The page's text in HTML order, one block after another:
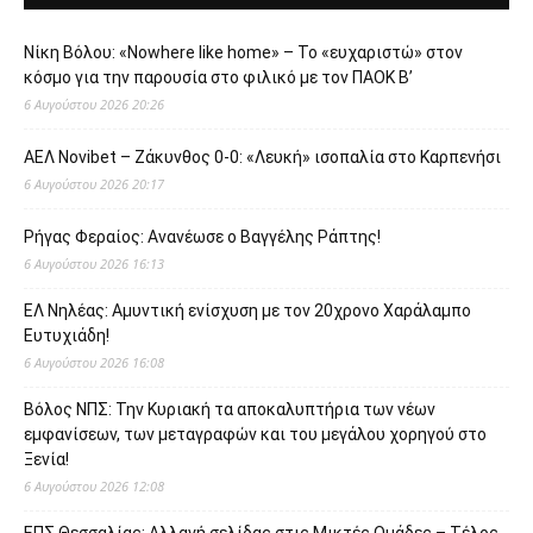
Νίκη Βόλου: «Nowhere like home» – Το «ευχαριστώ» στον
κόσμο για την παρουσία στο φιλικό με τον ΠΑΟΚ Β’
6 Αυγούστου 2026 20:26
ΑΕΛ Novibet – Ζάκυνθος 0-0: «Λευκή» ισοπαλία στο Καρπενήσι
6 Αυγούστου 2026 20:17
Ρήγας Φεραίος: Ανανέωσε ο Βαγγέλης Ράπτης!
6 Αυγούστου 2026 16:13
ΕΛ Νηλέας: Αμυντική ενίσχυση με τον 20χρονο Χαράλαμπο
Ευτυχιάδη!
6 Αυγούστου 2026 16:08
Βόλος ΝΠΣ: Την Κυριακή τα αποκαλυπτήρια των νέων
εμφανίσεων, των μεταγραφών και του μεγάλου χορηγού στο
Ξενία!
6 Αυγούστου 2026 12:08